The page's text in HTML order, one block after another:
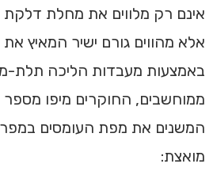
אינם רק מלווים את מחלת דלקת
אלא מהווים גורם ישיר המאיץ
באמצעות מעבדות הליכה תלת-
ממוחשבים, החוקרים מיפו מספר
המשנים את מפת העומסים
מואצת: